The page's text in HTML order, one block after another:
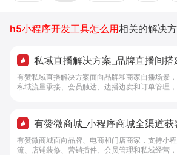
h5小程序开发工具怎么用相关的解决
私域直播解决方案_品牌直播间搭
交工具 - 做生意, 找有赞
有赞私域直播解决方案面向品牌和商家自播场景
私域流量承接、会员触达、边播边卖和订单管理
有赞微商城_小程序商城全渠道获
购工具 - 做生意, 找有赞
有赞微商城面向品牌、电商和门店商家，支持小
流、店铺装修、营销插件、会员管理和私域经营